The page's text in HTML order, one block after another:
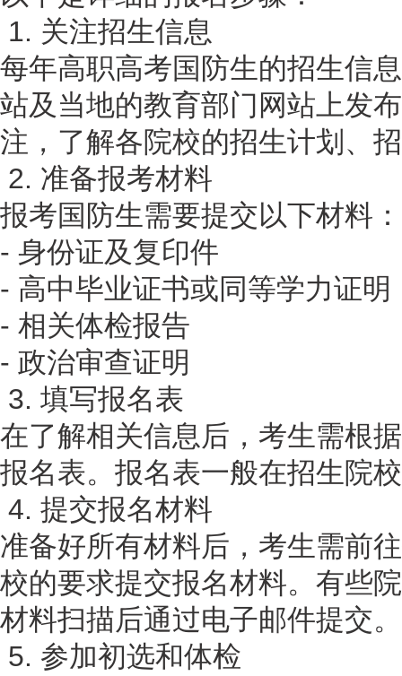
1. 关注招生信息
每年高职高考国防生的招生信
站及当地的教育部门网站上发
注，了解各院校的招生计划、
2. 准备报考材料
报考国防生需要提交以下材料：
- 身份证及复印件
- 高中毕业证书或同等学力证明
- 相关体检报告
- 政治审查证明
3. 填写报名表
在了解相关信息后，考生需根
报名表。报名表一般在招生院
4. 提交报名材料
准备好所有材料后，考生需前
校的要求提交报名材料。有些
材料扫描后通过电子邮件提交。
5. 参加初选和体检